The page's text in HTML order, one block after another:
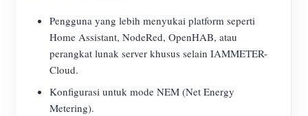
Pengguna yang lebih menyukai platform seperti
Home Assistant, NodeRed, OpenHAB, atau
perangkat lunak server khusus selain IAMMETER-
Cloud.
Konfigurasi untuk mode NEM (Net Energy
Metering).